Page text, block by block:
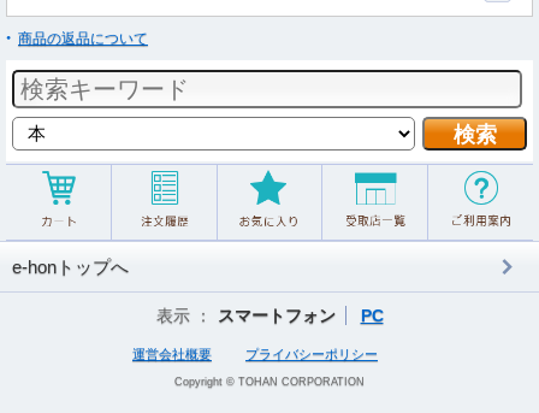
商品の返品について
e-honトップへ
表示 ： スマートフォン PC
運営会社概要 プライバシーポリシー
Copyright © TOHAN CORPORATION